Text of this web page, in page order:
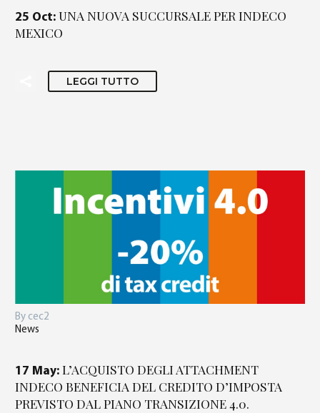
25 Oct: UNA NUOVA SUCCURSALE PER INDECO
MEXICO
LEGGI TUTTO
By cec2
News
17 May: L’ACQUISTO DEGLI ATTACHMENT
INDECO BENEFICIA DEL CREDITO D’IMPOSTA
PREVISTO DAL PIANO TRANSIZIONE 4.0.